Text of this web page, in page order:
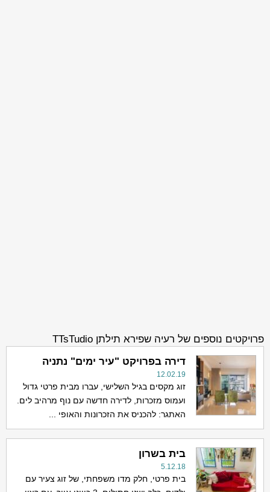
פרויקטים נוספים של רעיה שפירא תילתן TTsTudio
דירה בפרויקט "עיר ימים" נתניה
12.02.19
זוג מקסים בגיל השלישי, עברו מבית פרטי גדול
ועמוס מזכרות, לדירה חדשה עם נוף מרהיב לים.
האתגר: להכניס את הזכרונות והאופי ...
בית בשרון
5.12.18
בית פרטי, חלק מדו משפחתי, של זוג צעיר עם